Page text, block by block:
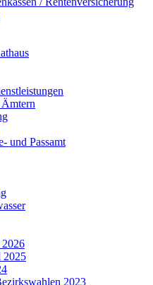
und Passamt
2025
2023